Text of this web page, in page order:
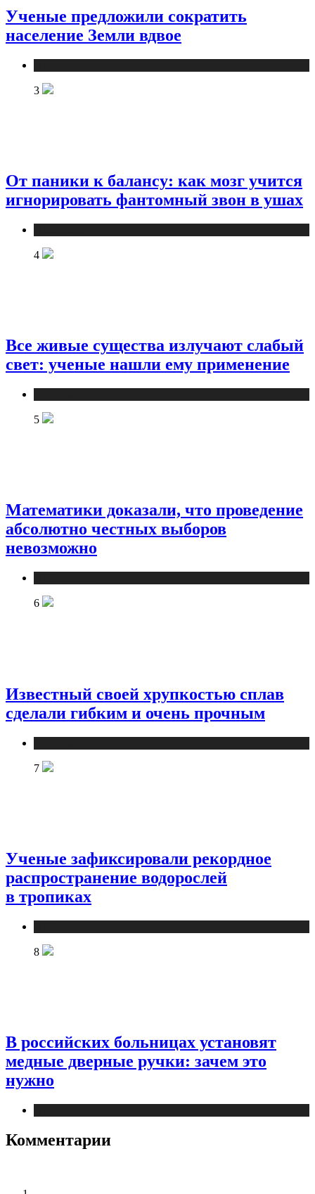
Ученые предложили сократить
население Земли вдвое
3
От паники к балансу: как мозг учится
игнорировать фантомный звон в ушах
4
Все живые существа излучают слабый
свет: ученые нашли ему применение
5
Математики доказали, что проведение
абсолютно честных выборов
невозможно
6
Известный своей хрупкостью сплав
сделали гибким и очень прочным
7
Ученые зафиксировали рекордное
распространение водорослей
в тропиках
8
В российских больницах установят
медные дверные ручки: зачем это
нужно
Комментарии